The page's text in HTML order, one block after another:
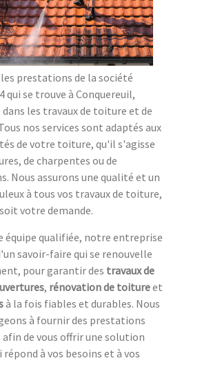
prestations de la société
qui se trouve à Conquereuil,
les travaux de toiture et de
nos services sont adaptés aux
de votre toiture, qu'il s'agisse
de charpentes ou de
Nous assurons une qualité et un
à tous vos travaux de toiture,
votre demande.
équipe qualifiée, notre entreprise
savoir-faire qui se renouvelle
pour garantir des travaux de
, rénovation de toitureet
à la fois fiables et durables. Nous
à fournir des prestations
de vous offrir une solution
à vos besoins et à vos